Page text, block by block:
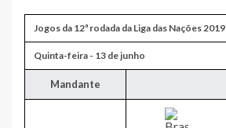
Jogos da 12ª rodada da Liga das Nações 2019
​Quinta-feira - 13 de junho
​Mandante